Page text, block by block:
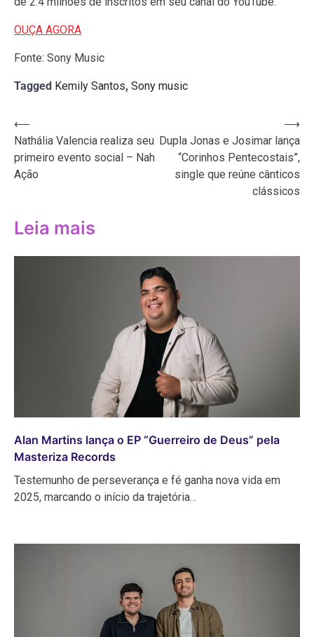
OUÇA AGORA
Fonte: Sony Music
Tagged Kemily Santos, Sony music
Navegação
de
Post
⟵
Nathália Valencia realiza seu
primeiro evento social – Nah
Ação
Dupla Jonas e Josimar lança
“Corinhos Pentecostais”,
single que reúne cânticos
clássicos
⟶
Leia mais
Alan Martins lança o EP “Guerreiro de Deus” pela
Masteriza Records
Testemunho de perseverança e fé ganha nova vida em
2025, marcando o início da trajetória…